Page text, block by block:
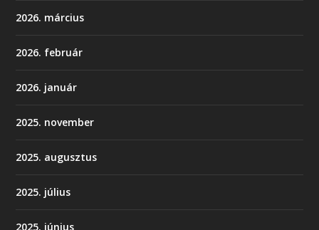
2026. március
2026. február
2026. január
2025. november
2025. augusztus
2025. július
2025. június